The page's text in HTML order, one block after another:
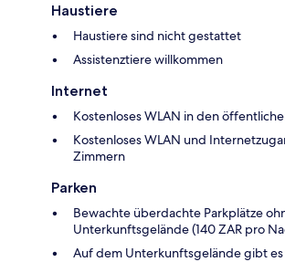
Haustiere
Haustiere sind nicht gestattet
Assistenztiere willkommen
Internet
Kostenloses WLAN in den
Kostenloses WLAN und
Zimmern
Parken
Bewachte überdachte Parkplätze
Unterkunftsgelände (140 ZAR pro
Auf dem Unterkunftsgelände gibt